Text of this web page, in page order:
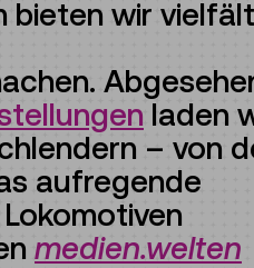
bieten wir
laden
– von
aufregende
medien.welten